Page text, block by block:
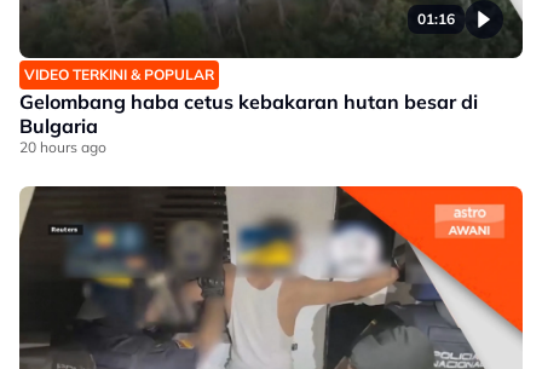
01:16
VIDEO TERKINI & POPULAR
Gelombang haba cetus kebakaran hutan besar di
Bulgaria
20 hours ago